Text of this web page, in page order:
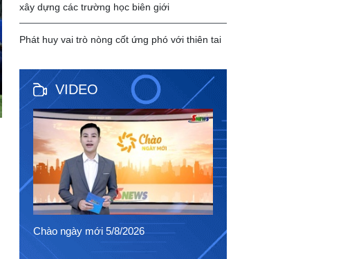
xây dựng các trường học biên giới
Phát huy vai trò nòng cốt ứng phó với thiên tai
VIDEO
Chào ngày mới 5/8/2026
Chào ngày mới 4/8/2026